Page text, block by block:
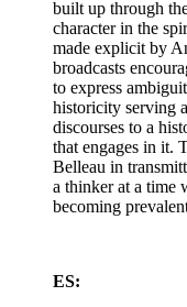
built up through
character in the
made explicit by
broadcasts
to express
historicity serving
discourses to a
that engages in it.
Belleau in
a thinker at a time
becoming
ES: